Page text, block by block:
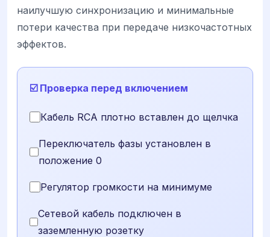
наилучшую синхронизацию и минимальные
потери качества при передаче низкочастотных
эффектов.
☑️ Проверка перед включением
Кабель RCA плотно вставлен до щелчка
Переключатель фазы установлен в
положение 0
Регулятор громкости на минимуме
Сетевой кабель подключен в
заземленную розетку